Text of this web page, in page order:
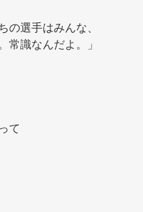
の選手はみんな、
常識なんだよ。」
て